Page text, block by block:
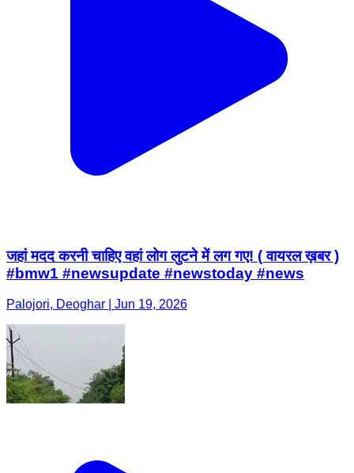
जहां मदद करनी चाहिए वहां लोग लुटने में लग गए! ( वायरल ख़बर )
#bmw1 #newsupdate #newstoday #news
Palojori, Deoghar | Jun 19, 2026